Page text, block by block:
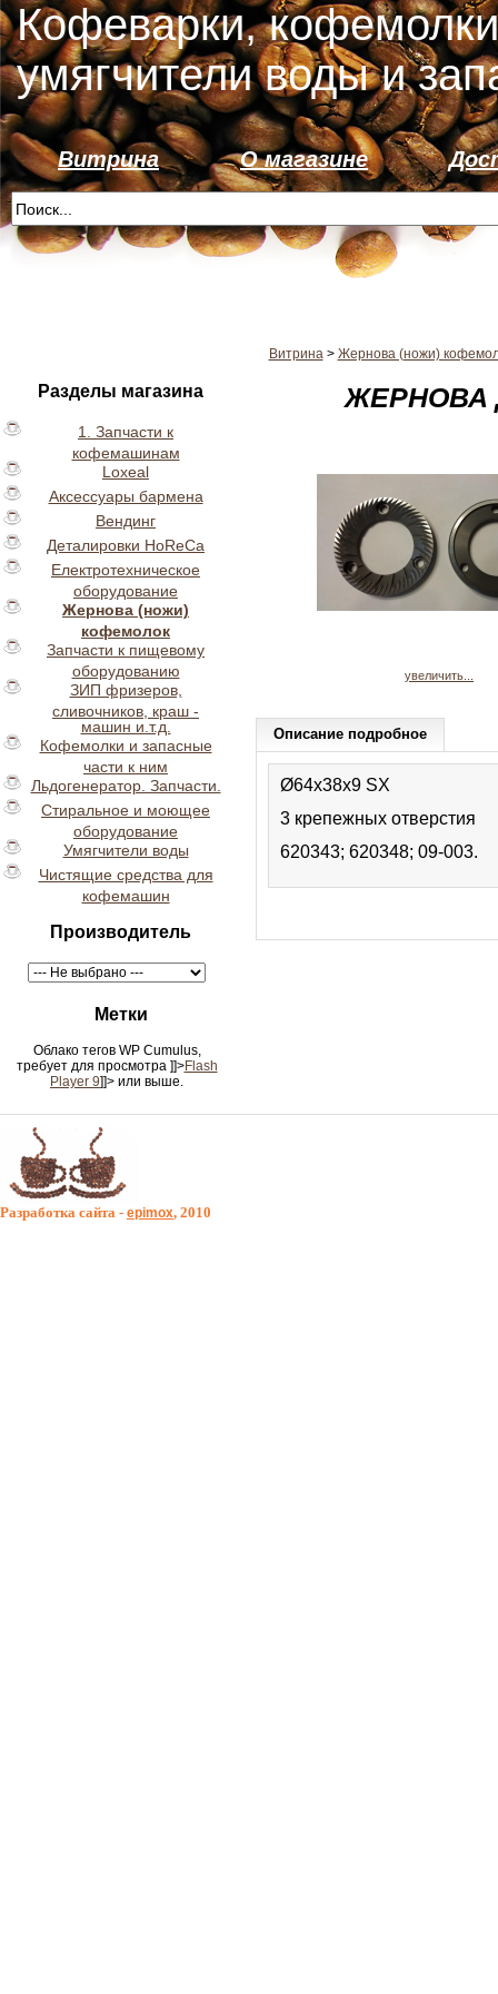
Кофеварки,
умягчители воды и
Витрина О магазине
Витрина> Жернова (ножи)
Разделы магазина
1. Запчасти к
кофемашинам
Loxeal
Аксессуары бармена
Вендинг
Деталировки HoReCa
Електротехническое
оборудование
Жернова (ножи)
кофемолок
Запчасти к пищевому
оборудованию
ЗИП фризеров,
сливочников, краш -
машин и.т.д.
Кофемолки и запасные
части к ним
Льдогенератор. Запчасти.
Стиральное и моющее
оборудование
Умягчители воды
Чистящие средства для
кофемашин
Производитель
Метки
Облако тегов WP Cumulus,
требует для просмотра ]]>Flash
Player 9]]> или выше.
ЖЕРНОВА
увеличить...
Описание подробное
Ø64x38x9 SX
3 крепежных отверстия
620343; 620348; 09-003.
Разработка сайта - epimox, 2010